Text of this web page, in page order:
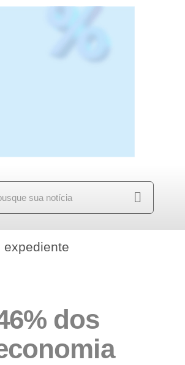
expediente
dos